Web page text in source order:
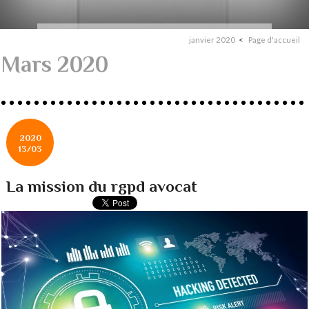
janvier 2020 Page d'accueil
Mars 2020
2020
13/03
La mission du rgpd avocat